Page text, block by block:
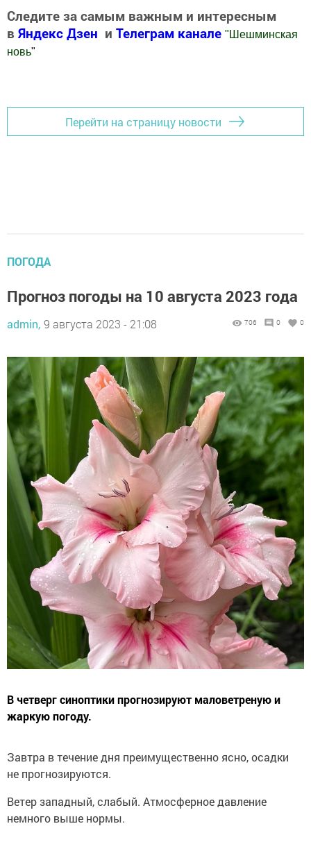
Следите за самым важным и интересным
в Яндекс Дзен и Телеграм канале " Шешминская
новь"
Перейти на страницу новости
ПОГОДА
Прогноз погоды на 10 августа 2023 года
admin, 9 августа 2023 - 21:08 706 0 0
В четверг синоптики прогнозируют маловетреную и
жаркую погоду.
Завтра в течение дня преимущественно ясно, осадки
не прогнозируются.
Ветер западный, слабый. Атмосферное давление
немного выше нормы.